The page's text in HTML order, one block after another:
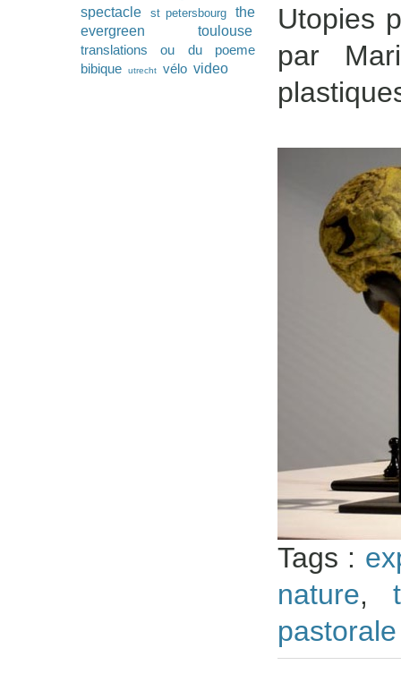
spectacle st petersbourg
the
evergreen
toulouse
translations ou du poeme
bibique
utrecht vélo video
Utopies
par
Tags :
nature,
pastorale